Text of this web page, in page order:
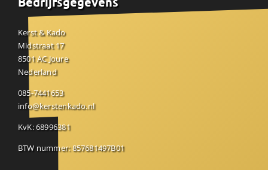
Kerst & Kado
Midstraat 17
8501 AC Joure
Nederland
085-7441653
info@kerstenkado.nl
KvK: 68996381
BTW nummer: 857681497B01